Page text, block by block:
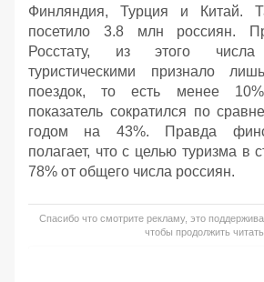
Финляндия, Турция и Китай.
посетило 3.8 млн россиян.
Росстату, из этого числа
туристическими признало
поездок, то есть менее
показатель сократился по
годом на 43%. Правда
полагает, что с целью туризма в
78% от общего числа россиян.
Спасибо что смотрите рекламу, это
чтобы продолжить читать